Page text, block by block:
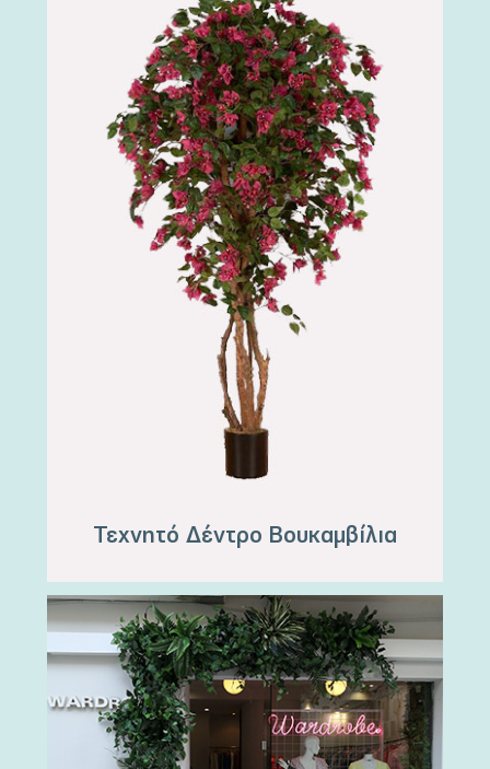
Τεχνητό Δέντρο Βουκαμβίλια